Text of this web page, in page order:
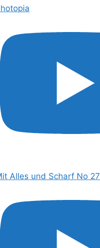
Alles und Scharf No 27